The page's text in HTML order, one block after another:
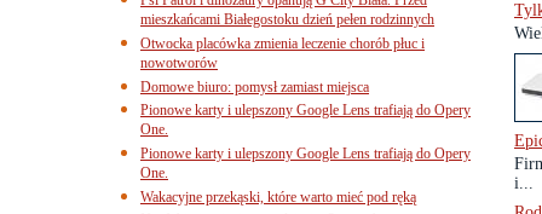
i...
mieszkańcami Białegostoku dzień pełen rodzinnych
Otwocka placówka zmienia leczenie chorób płuc i
nowotworów
Domowe biuro: pomysł zamiast miejsca
Pionowe karty i ulepszony Google Lens trafiają do Opery
One.
Pionowe karty i ulepszony Google Lens trafiają do Opery
One.
Wakacyjne przekąski, które warto mieć pod ręką